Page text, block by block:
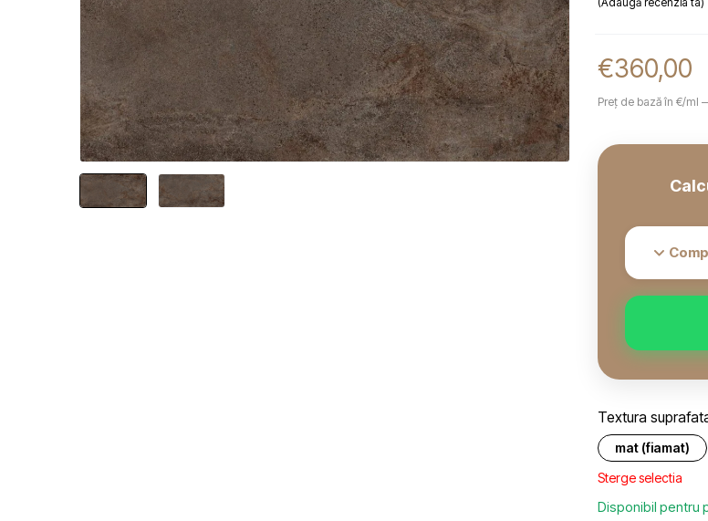
€360,00
Preț de bază în €/ml
Textura
mat (fiamat)
Sterge selectia
Disponibil pentru